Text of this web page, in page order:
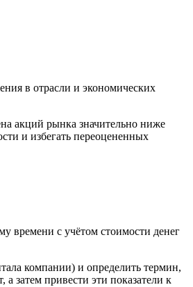
в отрасли и экономических
акций рынка значительно ниже
и избегать переоцененных
времени с учётом стоимости денег
компании) и определить термин,
затем привести эти показатели к